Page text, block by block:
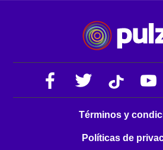
Términos y
Políticas de